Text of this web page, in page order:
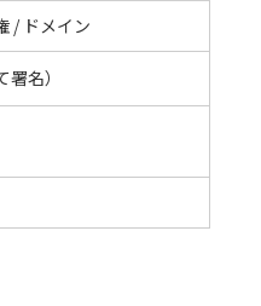
/ ドメイン
名）